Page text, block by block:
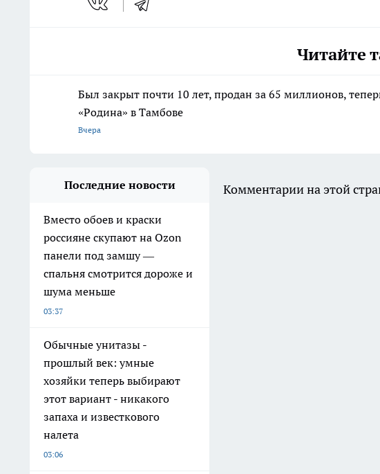
Читайте
Был закрыт почти 10 лет, продан за 65 миллионов,
«Родина» в Тамбове
Вчера
Последние новости
Вместо обоев и краски
россияне скупают на Ozon
панели под замшу —
спальня смотрится дороже и
шума меньше
03:37
Обычные унитазы -
прошлый век: умные
хозяйки теперь выбирают
этот вариант - никакого
запаха и известкового
налета
03:06
Комментарии на этой